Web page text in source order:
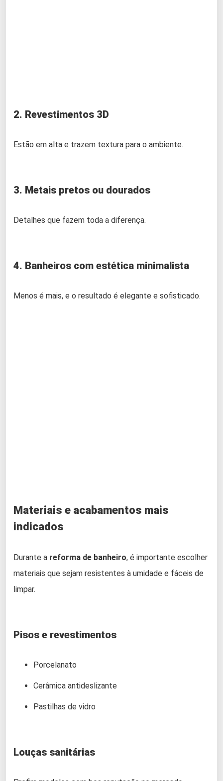
2. Revestimentos 3D
Estão em alta e trazem textura para o ambiente.
3. Metais pretos ou dourados
Detalhes que fazem toda a diferença.
4. Banheiros com estética minimalista
Menos é mais, e o resultado é elegante e sofisticado.
Materiais e acabamentos mais
indicados
Durante a reforma de banheiro, é importante escolher
materiais que sejam resistentes à umidade e fáceis de
limpar.
Pisos e revestimentos
Porcelanato
Cerâmica antideslizante
Pastilhas de vidro
Louças sanitárias